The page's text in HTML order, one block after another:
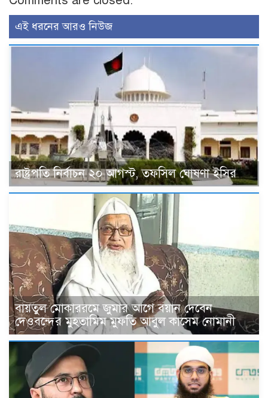
এই ধরনের আরও নিউজ
রাষ্ট্রপতি নির্বাচন ২০ আগস্ট, তফসিল ঘোষণা ইসির
বায়তুল মোকাররমে জুমার আগে বয়ান দেবেন
দেওবন্দের মুহতামিম মুফতি আবুল কাসেম নোমানী